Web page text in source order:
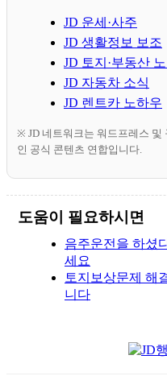
JD 운세·사주
JD 생활정보 보조
JD 토지·부동산
JD 자동차 소식
JD 렌트카 노하우
※ JD 네트워크는 워드프레스 및
인 공식 콘텐츠 연합입니다.
도움이 필요하시면
음주운전을 하셨
세요
토지보상문제 해
니다